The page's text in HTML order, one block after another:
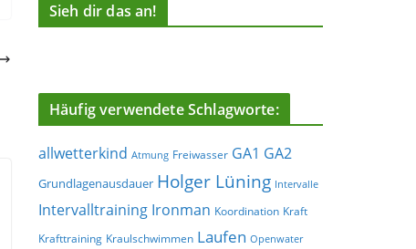
Sieh dir das an!
Häufig verwendete Schlagworte:
allwetterkind Atmung Freiwasser GA1 GA2
Grundlagenausdauer Holger Lüning Intervalle
Intervalltraining Ironman Koordination Kraft
Krafttraining Kraulschwimmen Laufen Openwater